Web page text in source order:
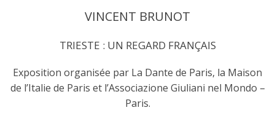
VINCENT BRUNOT
TRIESTE : UN REGARD FRANÇAIS
Exposition organisée par La Dante de Paris, la Maison
de l’Italie de Paris et l’Associazione Giuliani nel Mondo –
Paris.